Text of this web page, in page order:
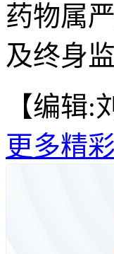
药物属
及终身
【编辑:
更多精